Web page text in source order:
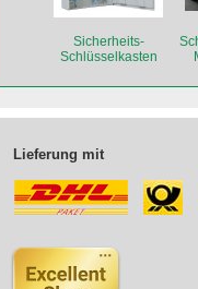
Sicherheits-
Schlüsselkasten
Lieferung mit